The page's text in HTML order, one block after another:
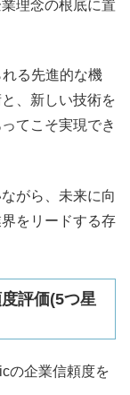
理念の根底に置
る先進的な機
、新しい技術を
てこそ実現でき
がら、未来に向
をリードする存
評価(5つ星
の企業信頼度を